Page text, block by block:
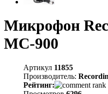
Микрофон
MC-900
Артикул 11855
Производитель:
Рейтинг: